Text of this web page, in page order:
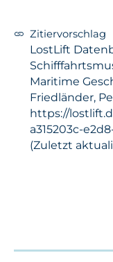
Zitiervorschlag
LostLift
Maritime
Friedländer,
https://
a315203c-
(Zuletzt